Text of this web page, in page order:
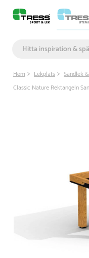
Hem Lekplats Sandlek
Classic Nature Rektangeln